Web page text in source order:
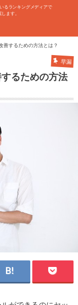
るランキングメディアで
ます。
善するための方法とは？
早漏
るための方法